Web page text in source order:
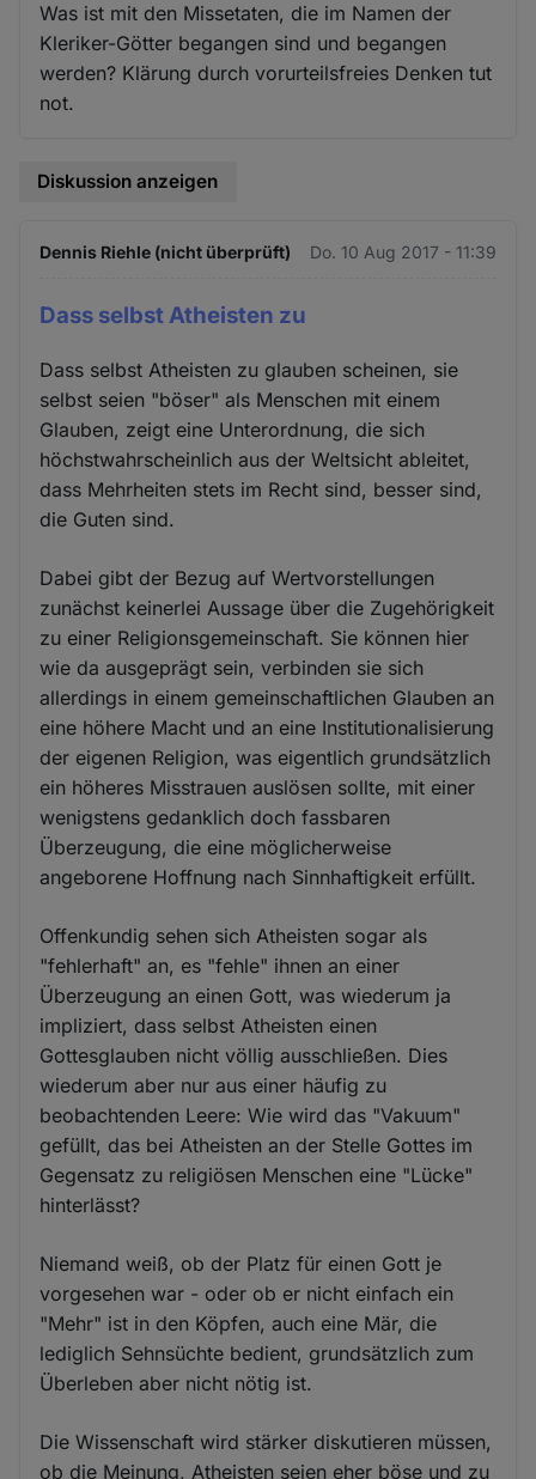
Was ist mit den Missetaten, die im Namen der
Kleriker-Götter begangen sind und begangen
werden? Klärung durch vorurteilsfreies Denken tut
not.
Diskussion anzeigen
Dennis Riehle (nicht überprüft) Do. 10 Aug 2017 - 11:39
Dass selbst Atheisten zu
Dass selbst Atheisten zu glauben scheinen, sie
selbst seien "böser" als Menschen mit einem
Glauben, zeigt eine Unterordnung, die sich
höchstwahrscheinlich aus der Weltsicht ableitet,
dass Mehrheiten stets im Recht sind, besser sind,
die Guten sind.
Dabei gibt der Bezug auf Wertvorstellungen
zunächst keinerlei Aussage über die Zugehörigkeit
zu einer Religionsgemeinschaft. Sie können hier
wie da ausgeprägt sein, verbinden sie sich
allerdings in einem gemeinschaftlichen Glauben an
eine höhere Macht und an eine Institutionalisierung
der eigenen Religion, was eigentlich grundsätzlich
ein höheres Misstrauen auslösen sollte, mit einer
wenigstens gedanklich doch fassbaren
Überzeugung, die eine möglicherweise
angeborene Hoffnung nach Sinnhaftigkeit erfüllt.
Offenkundig sehen sich Atheisten sogar als
"fehlerhaft" an, es "fehle" ihnen an einer
Überzeugung an einen Gott, was wiederum ja
impliziert, dass selbst Atheisten einen
Gottesglauben nicht völlig ausschließen. Dies
wiederum aber nur aus einer häufig zu
beobachtenden Leere: Wie wird das "Vakuum"
gefüllt, das bei Atheisten an der Stelle Gottes im
Gegensatz zu religiösen Menschen eine "Lücke"
hinterlässt?
Niemand weiß, ob der Platz für einen Gott je
vorgesehen war - oder ob er nicht einfach ein
"Mehr" ist in den Köpfen, auch eine Mär, die
lediglich Sehnsüchte bedient, grundsätzlich zum
Überleben aber nicht nötig ist.
Die Wissenschaft wird stärker diskutieren müssen,
ob die Meinung, Atheisten seien eher böse und zu